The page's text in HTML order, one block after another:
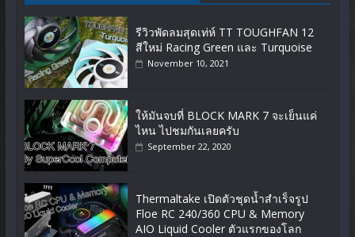
รีวิวพัดลมสุดเท่ห์ TT TOUGHFAN 12
สีใหม่ Racing Green และ Turquoise
November 10, 2021
ให้มันจบที่ BLOCK MARK 7 จะเย็นแค่
ไหน ไปชมกันเลยครับ
September 22, 2020
Thermaltake เปิดตัวชุดน้ำสำเร็จรูป
Floe RC 240/360 CPU & Memory
AIO Liquid Cooler ตัวแรกของโลก